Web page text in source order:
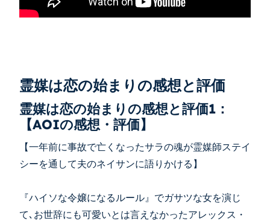
霊媒は恋の始まりの感想と評価
霊媒は恋の始まりの感想と評価1：
【AOIの感想・評価】
【一年前に事故で亡くなったサラの魂が霊媒師ステイ
シーを通して夫のネイサンに語りかける】
『ハイソな令嬢になるルール』でガサツな女を演じ
て､お世辞にも可愛いとは言えなかったアレックス・